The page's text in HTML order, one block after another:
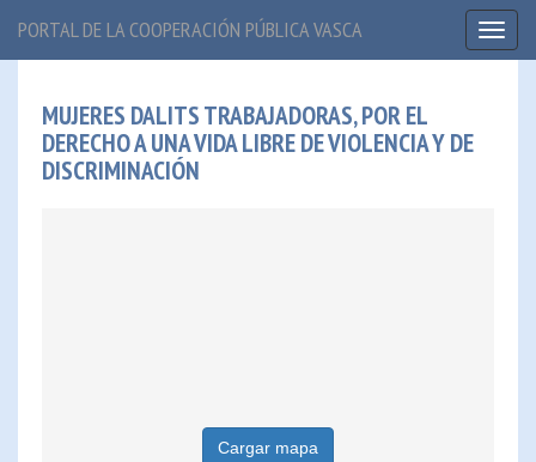
PORTAL DE LA COOPERACIÓN PÚBLICA VASCA
MUJERES DALITS TRABAJADORAS, POR EL
DERECHO A UNA VIDA LIBRE DE VIOLENCIA Y DE
DISCRIMINACIÓN
Cargar mapa